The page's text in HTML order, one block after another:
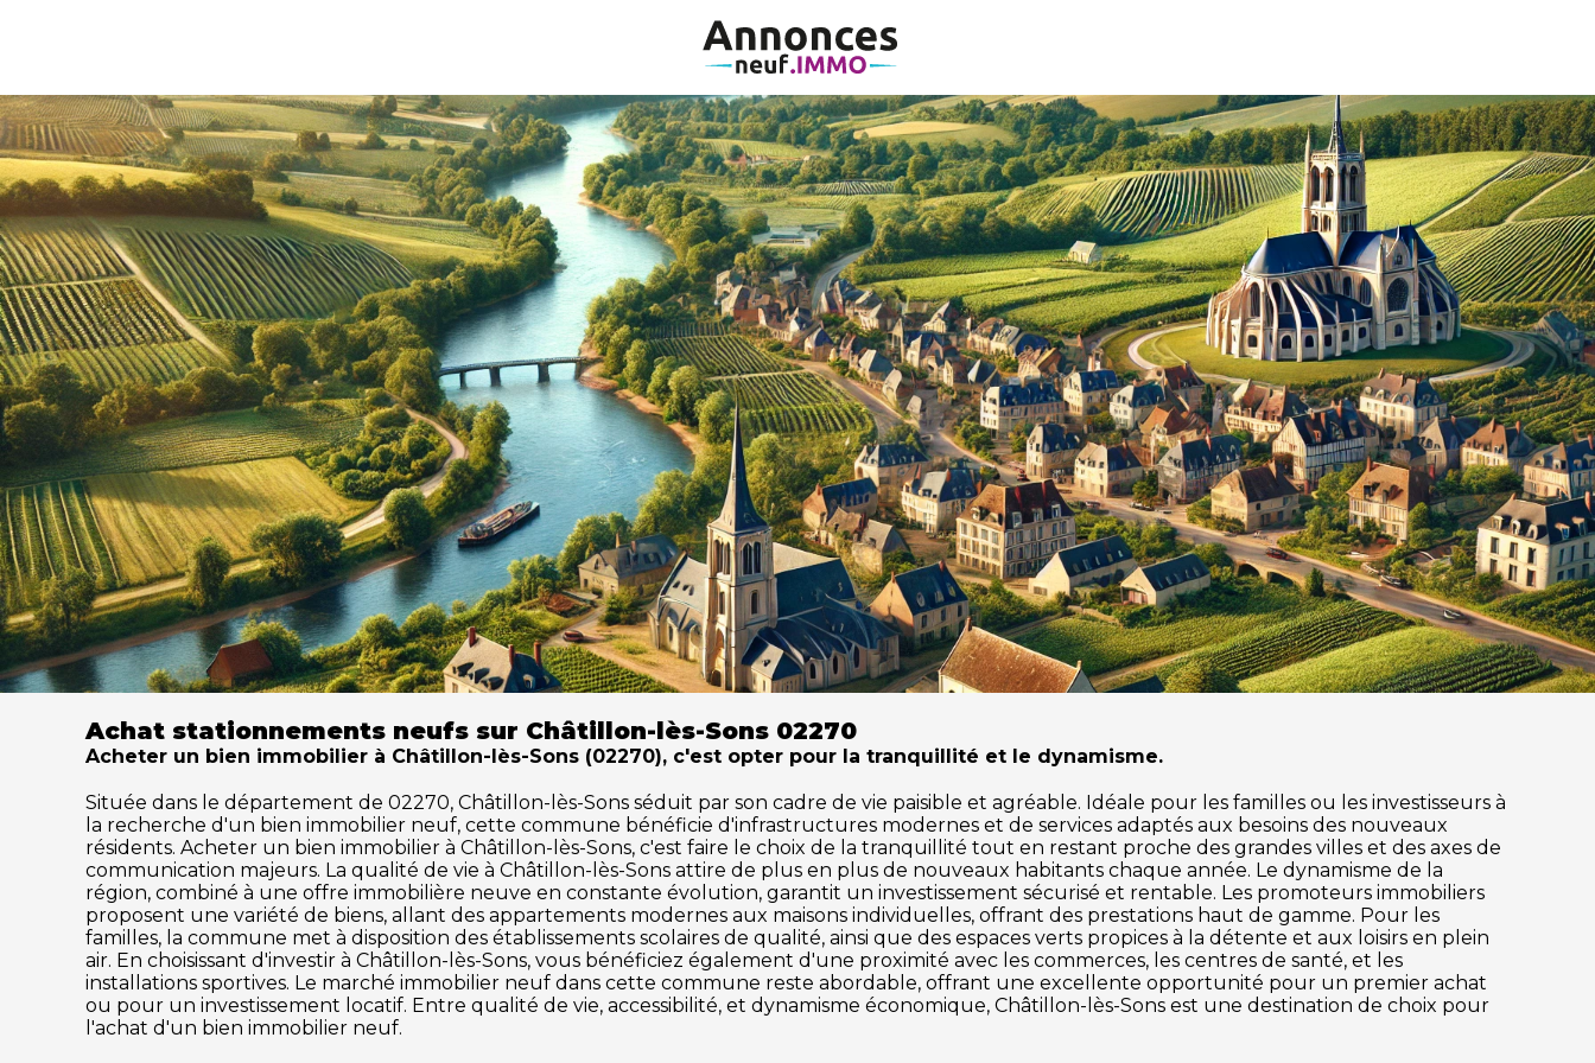
Achat stationnements neufs sur Châtillon-lès-Sons 02270
Acheter un bien immobilier à Châtillon-lès-Sons (02270), c'est opter pour la tranquillité et le dynamisme.
Située dans le département de 02270, Châtillon-lès-Sons séduit par son cadre de vie paisible et agréable. Idéale pour les familles ou les investisseurs à
la recherche d'un bien immobilier neuf, cette commune bénéficie d'infrastructures modernes et de services adaptés aux besoins des nouveaux
résidents. Acheter un bien immobilier à Châtillon-lès-Sons, c'est faire le choix de la tranquillité tout en restant proche des grandes villes et des axes de
communication majeurs. La qualité de vie à Châtillon-lès-Sons attire de plus en plus de nouveaux habitants chaque année. Le dynamisme de la
région, combiné à une offre immobilière neuve en constante évolution, garantit un investissement sécurisé et rentable. Les promoteurs immobiliers
proposent une variété de biens, allant des appartements modernes aux maisons individuelles, offrant des prestations haut de gamme. Pour les
familles, la commune met à disposition des établissements scolaires de qualité, ainsi que des espaces verts propices à la détente et aux loisirs en plein
air. En choisissant d'investir à Châtillon-lès-Sons, vous bénéficiez également d'une proximité avec les commerces, les centres de santé, et les
installations sportives. Le marché immobilier neuf dans cette commune reste abordable, offrant une excellente opportunité pour un premier achat
ou pour un investissement locatif. Entre qualité de vie, accessibilité, et dynamisme économique, Châtillon-lès-Sons est une destination de choix pour
l'achat d'un bien immobilier neuf.